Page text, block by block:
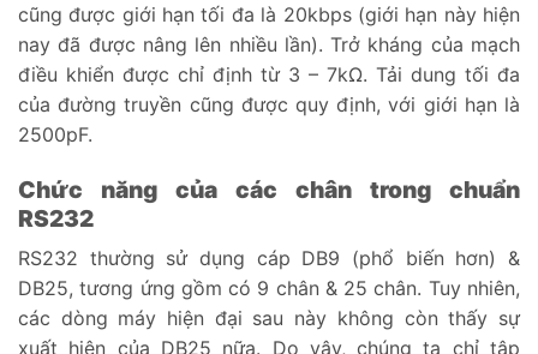
cũng được giới hạn tối đa là 20kbps (giới hạn này hiện
nay đã được nâng lên nhiều lần). Trở kháng của mạch
điều khiển được chỉ định từ 3 – 7kΩ. Tải dung tối đa
của đường truyền cũng được quy định, với giới hạn là
2500pF.
Chức năng của các chân trong chuẩn
RS232
RS232 thường sử dụng cáp DB9 (phổ biến hơn) &
DB25, tương ứng gồm có 9 chân & 25 chân. Tuy nhiên,
các dòng máy hiện đại sau này không còn thấy sự
xuất hiện của DB25 nữa. Do vậy, chúng ta chỉ tập